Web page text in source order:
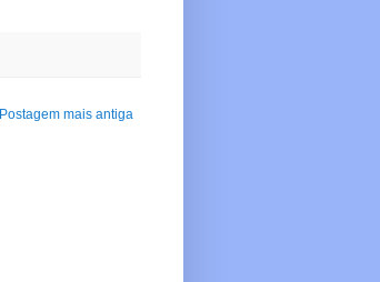
Postagem mais antiga